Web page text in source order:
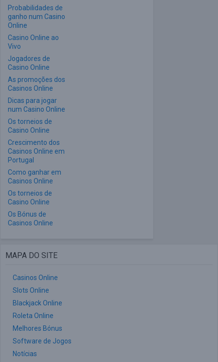
Probabilidades de
ganho num Casino
Online
Casino Online ao
Vivo
Jogadores de
Casino Online
As promoções dos
Casinos Online
Dicas para jogar
num Casino Online
Os torneios de
Casino Online
Crescimento dos
Casinos Online em
Portugal
Como ganhar em
Casinos Online
Os torneios de
Casino Online
Os Bónus de
Casinos Online
MAPA DO SITE
Casinos Online
Slots Online
Blackjack Online
Roleta Online
Melhores Bónus
Software de Jogos
Notícias